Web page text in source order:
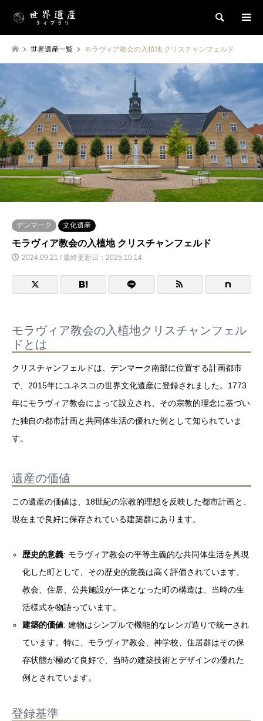
検索
世界遺産一覧 モラヴィア教会の入植地 クリスチャンフェルド
デンマーク 文化遺産
モラヴィア教会の入植地 クリスチャンフェルド
2024.09.21 / 最終更新日：2025.10.14
モラヴィア教会の入植地クリスチャンフェル
ドとは
クリスチャンフェルドは、デンマーク南部に位置する計画都市
で、2015年にユネスコの世界文化遺産に登録されました。1773
年にモラヴィア教会によって設立され、その宗教的理念に基づい
た独自の都市計画と共同体生活の優れた例として知られていま
す。
遺産の価値
この遺産の価値は、18世紀の宗教的理想を反映した都市計画と、
現在まで良好に保存されている建築群にあります。
歴史的意義: モラヴィア教会の平等主義的な共同体生活を具現
化した町として、その歴史的意義は高く評価されています。
教会、住居、公共施設が一体となった町の構造は、当時の生
活様式を物語っています。
建築的価値: 建物はシンプルで機能的なレンガ造りで統一され
ています。特に、モラヴィア教会、神学校、住居群はその保
存状態が極めて良好で、当時の建築技術とデザインの優れた
例とされています。
登録基準